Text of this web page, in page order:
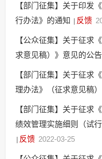
【部门征集】关于印发
行办法》的通知 | 反馈
【公众征集】关于征求
求意见稿）》意见的公告
【部门征集】关于征求
理办法》（征求意见稿
【部门征集】关于征求
绩效管理实施细则（试
| 反馈 2022-03-25